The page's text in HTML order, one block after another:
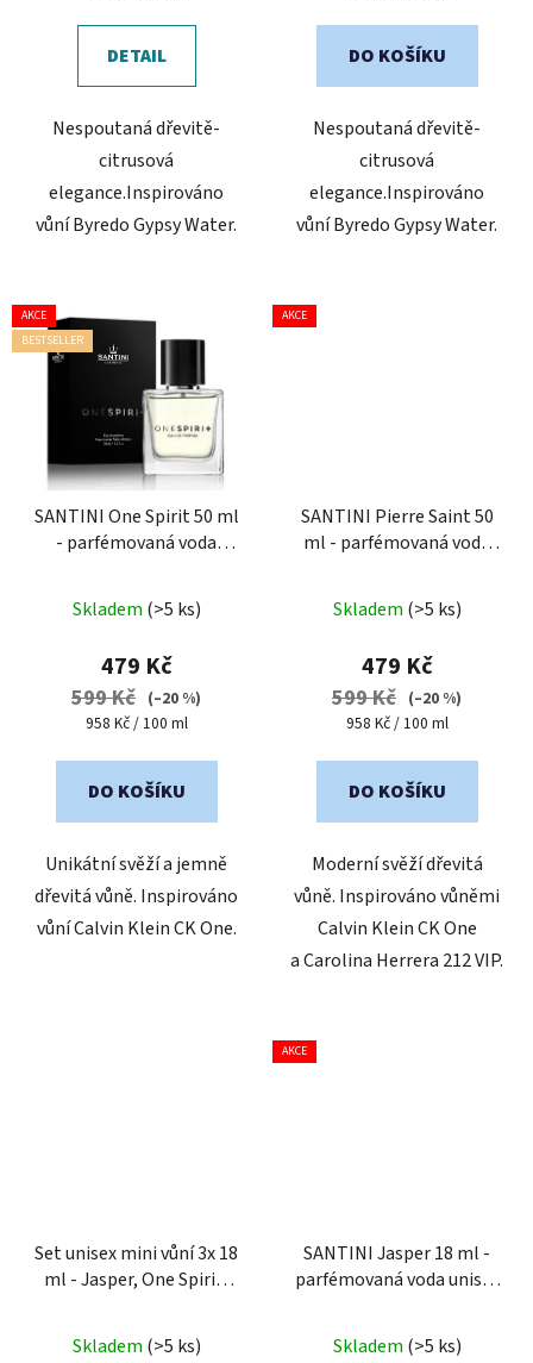
DETAIL
Nespoutaná dřevitě-
citrusová
elegance.Inspirováno
vůní Byredo Gypsy Water.
DO KOŠÍKU
Nespoutaná dřevitě-
citrusová
elegance.Inspirováno
vůní Byredo Gypsy Water.
AKCE
BESTSELLER
SANTINI One Spirit 50 ml
- parfémovaná voda
hodnocení
produktu
je
5,0
5
Skladem (>5 ks)
479 Kč
599 Kč (–20 %)
Měrná
958 Kč / 100 ml
DO KOŠÍKU
Unikátní svěží a jemně
dřevitá vůně. Inspirováno
vůní Calvin Klein CK One.
AKCE
SANTINI Pierre Saint 50
ml - parfémovaná voda
hodnocení
produktu
je
5,0
5
Skladem (>5 ks)
479 Kč
599 Kč (–20 %)
Měrná
958 Kč / 100 ml
DO KOŠÍKU
Moderní svěží dřevitá
vůně. Inspirováno vůněmi
Calvin Klein CK One
a Carolina Herrera 212 VIP.
Set unisex mini vůní 3x 18
ml - Jasper, One Spirit,
Skladem (>5 ks)
AKCE
SANTINI Jasper 18 ml -
parfémovaná voda unisex
Skladem (>5 ks)